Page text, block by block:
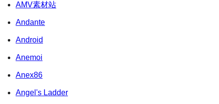
AMV素材站
Andante
Android
Anemoi
Anex86
Angel's Ladder